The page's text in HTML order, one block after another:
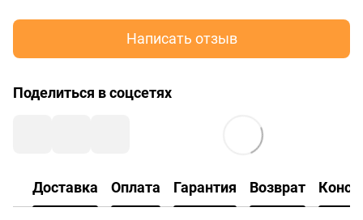
Написать отзыв
Поделиться в соцсетях
Доставка Оплата Гарантия Возврат